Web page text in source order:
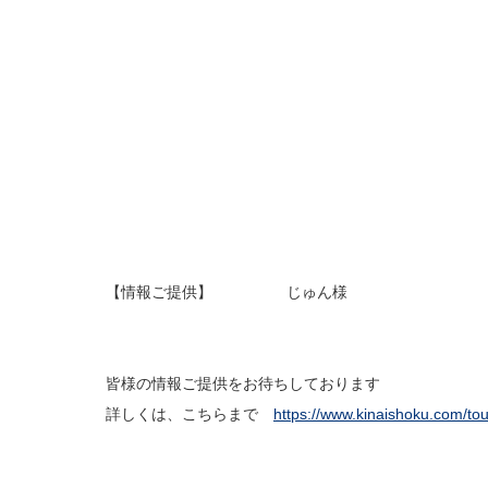
【情報ご提供】 じゅん様
皆様の情報ご提供をお待ちしております
詳しくは、こちらまで https://www.kinaishoku.com/